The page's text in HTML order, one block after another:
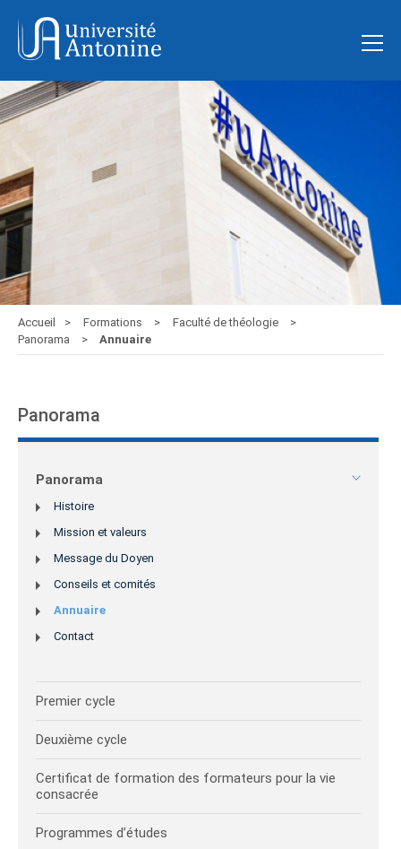
Accueil Formations
Faculté de théologie
Panorama
Annuaire
Panorama
Panorama
Histoire
Mission et valeurs
Message du Doyen
Conseils et comités
Annuaire
Contact
Premier cycle
Deuxième cycle
Certificat de formation des formateurs pour la vie
consacrée
Programmes d’études